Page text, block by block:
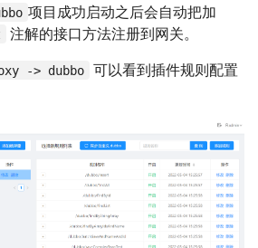
项目成功启动之后会自动把加
注解的接口方法注册到网关。
-> dubbo
可以看到插件规则配置